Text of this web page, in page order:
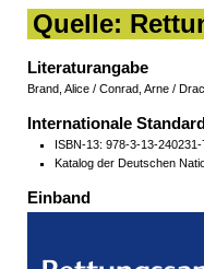
Quelle:
Literaturangabe
Brand, Alice / Conrad, Arne /
Internationale
ISBN-13: 978-3-13-240231-
Katalog der Deutschen
Einband